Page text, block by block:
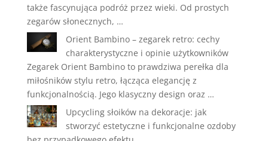
także fascynująca podróż przez wieki. Od prostych
zegarów słonecznych, …
Orient Bambino – zegarek retro: cechy
charakterystyczne i opinie użytkowników
Zegarek Orient Bambino to prawdziwa perełka dla
miłośników stylu retro, łącząca elegancję z
funkcjonalnością. Jego klasyczny design oraz …
Upcycling słoików na dekoracje: jak
stworzyć estetyczne i funkcjonalne ozdoby